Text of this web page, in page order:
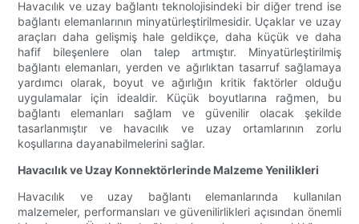
Havacılık ve uzay bağlantı teknolojisindeki bir diğer trend ise
bağlantı elemanlarının minyatürleştirilmesidir. Uçaklar ve uzay
araçları daha gelişmiş hale geldikçe, daha küçük ve daha
hafif bileşenlere olan talep artmıştır. Minyatürleştirilmiş
bağlantı elemanları, yerden ve ağırlıktan tasarruf sağlamaya
yardımcı olarak, boyut ve ağırlığın kritik faktörler olduğu
uygulamalar için idealdir. Küçük boyutlarına rağmen, bu
bağlantı elemanları sağlam ve güvenilir olacak şekilde
tasarlanmıştır ve havacılık ve uzay ortamlarının zorlu
koşullarına dayanabilmelerini sağlar.
Havacılık ve Uzay Konnektörlerinde Malzeme Yenilikleri
Havacılık ve uzay bağlantı elemanlarında kullanılan
malzemeler, performansları ve güvenilirlikleri açısından önemli